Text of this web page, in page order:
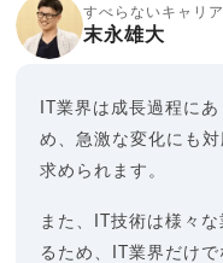
すべらないキャリ
末永雄大
IT業界は成長過程に
め、急激な変化にも
求められます。
また、IT技術は様々
るため、IT業界だけ